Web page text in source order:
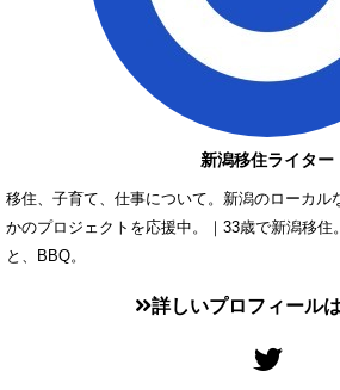
新潟移住ライター
移住、子育て、仕事について。新潟のローカル
かのプロジェクトを応援中。｜33歳で新潟移
と、BBQ。
詳しいプロフィール